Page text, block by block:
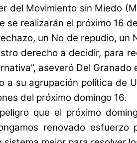
del Movimiento sin Miedo
se realizarán el próximo 16
un No de repudio,
derecho a decidir, para
aseveró Del
a su agrupación política de
del próximo domingo 16.
que el próximo
renovado